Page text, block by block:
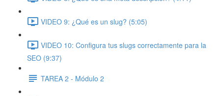
VIDEO 9: ¿Qué es un slug? (5:05)
VIDEO 10: Configura tus slugs correctamente para la
SEO (9:37)
TAREA 2 - Módulo 2